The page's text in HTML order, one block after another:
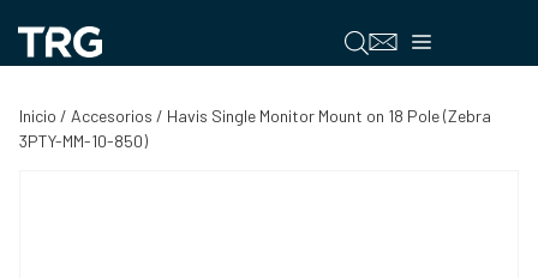
contenido
Menú
Inicio / Accesorios / Havis Single Monitor Mount on 18 Pole (Zebra
3PTY-MM-10-850)